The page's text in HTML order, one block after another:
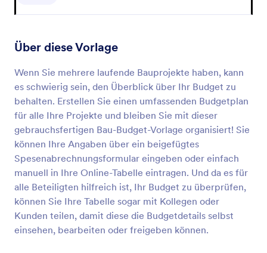
Über diese Vorlage
Wenn Sie mehrere laufende Bauprojekte haben, kann
es schwierig sein, den Überblick über Ihr Budget zu
behalten. Erstellen Sie einen umfassenden Budgetplan
für alle Ihre Projekte und bleiben Sie mit dieser
gebrauchsfertigen Bau-Budget-Vorlage organisiert! Sie
können Ihre Angaben über ein beigefügtes
Spesenabrechnungsformular eingeben oder einfach
manuell in Ihre Online-Tabelle eintragen. Und da es für
alle Beteiligten hilfreich ist, Ihr Budget zu überprüfen,
können Sie Ihre Tabelle sogar mit Kollegen oder
Kunden teilen, damit diese die Budgetdetails selbst
einsehen, bearbeiten oder freigeben können.